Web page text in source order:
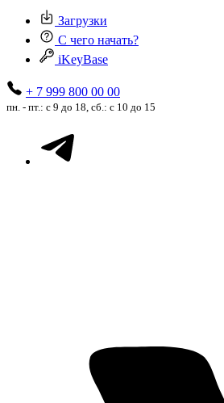
Загрузки
С чего начать?
iKeyBase
+ 7 999 800 00 00
пн. - пт.: с 9 до 18, сб.: с 10 до 15